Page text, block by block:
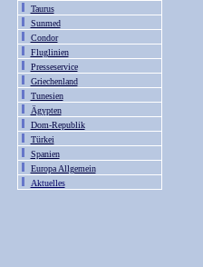
Taurus
Sunmed
Condor
Fluglinien
Presseservice
Griechenland
Tunesien
Ägypten
Dom-Republik
Türkei
Spanien
Europa Allgemein
Aktuelles